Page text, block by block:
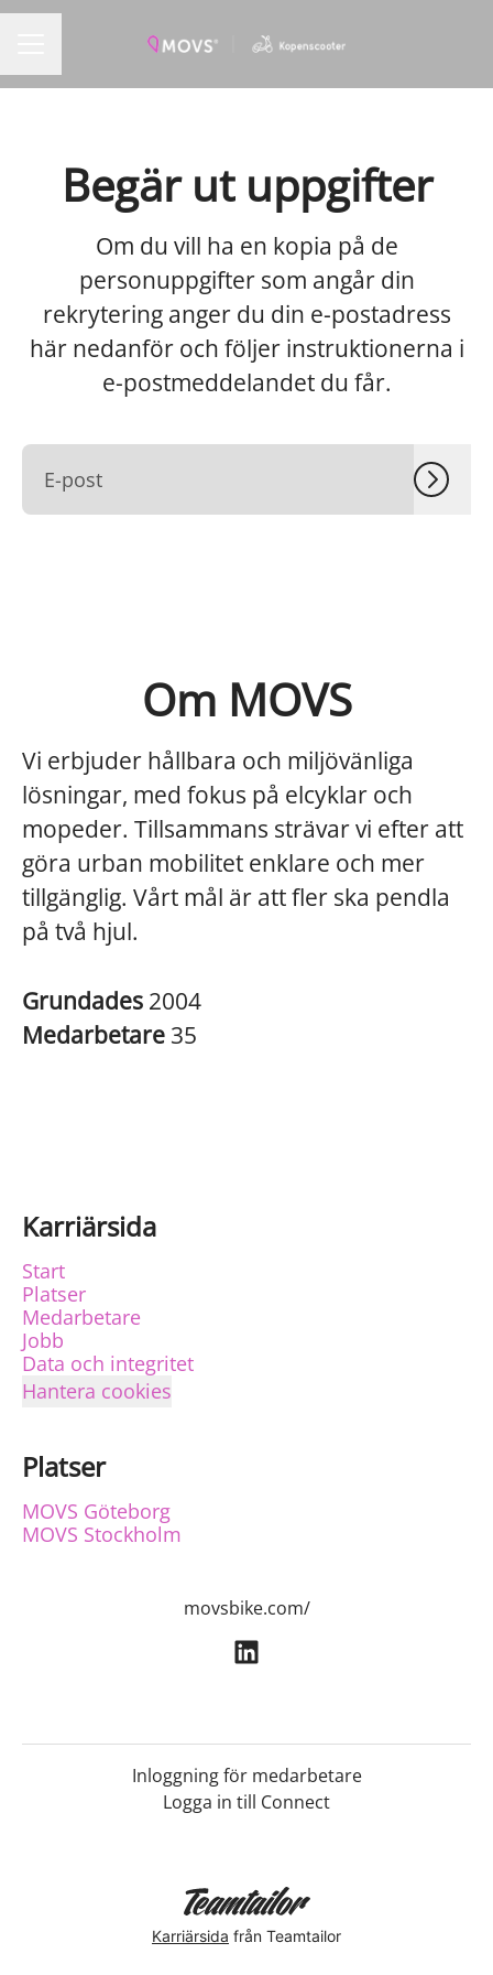
Begär ut uppgifter
Om du vill ha en kopia på de
personuppgifter som angår din
rekrytering anger du din e-postadress
här nedanför och följer instruktionerna i
e-postmeddelandet du får.
Om MOVS
Vi erbjuder hållbara och miljövänliga
lösningar, med fokus på elcyklar och
mopeder. Tillsammans strävar vi efter att
göra urban mobilitet enklare och mer
tillgänglig. Vårt mål är att fler ska pendla
på två hjul.
Grundades 2004
Medarbetare 35
Karriärsida
Start
Platser
Medarbetare
Jobb
Data och integritet
Hantera cookies
Platser
MOVS Göteborg
MOVS Stockholm
movsbike.com/
Inloggning för medarbetare
Logga in till Connect
Karriärsida från Teamtailor